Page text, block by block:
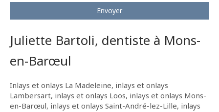
Envoyer
Juliette Bartoli, dentiste à Mons-
en-Barœul
Inlays et onlays La Madeleine, inlays et onlays
Lambersart, inlays et onlays Loos, inlays et onlays Mons-
en-Barœul, inlays et onlays Saint-André-lez-Lille, inlays